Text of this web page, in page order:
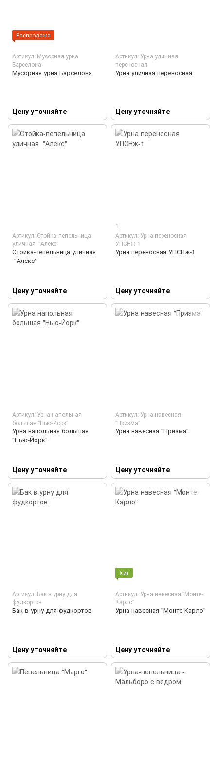
Распродажа
Артикул: Мусорная урна
Барселона
Мусорная урна Барселона
Цену уточняйте
Артикул: Урна уличная
переносная
Урна уличная переносная
Цену уточняйте
Артикул: Стойка-пепельница
уличная "Алекс"
Стойка-пепельница уличная
"Алекс"
Цену уточняйте
1
Артикул: Урна переносная
УПСНж-1
Урна переносная УПСНж-1
Цену уточняйте
Артикул: Урна напольная
большая "Нью-Йорк"
Урна напольная большая
"Нью-Йорк"
Цену уточняйте
Артикул: Урна навесная
"Призма"
Урна навесная "Призма"
Цену уточняйте
Артикул: Бак в урну для
фудкортов
Бак в урну для фудкортов
Цену уточняйте
Хит
Артикул: Урна навесная "Монте-
Карло"
Урна навесная "Монте-Карло"
Цену уточняйте